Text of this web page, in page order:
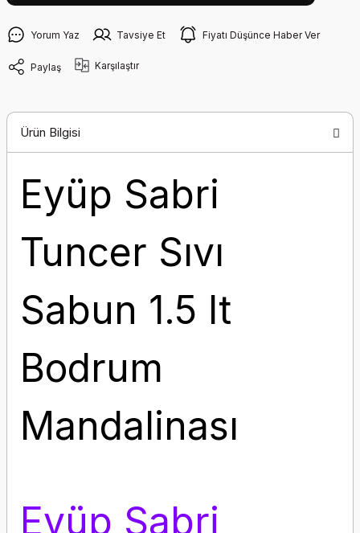
Yorum Yaz Tavsiye Et Fiyatı Düşünce Haber Ver
Paylaş Karşılaştır
Ürün Bilgisi
Eyüp Sabri
Tuncer Sıvı
Sabun 1.5 lt
Bodrum
Mandalinası
Eyüp Sabri